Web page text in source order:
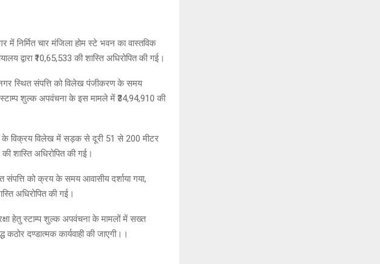
में निर्मित चार मंजिला होम स्टे भवन का वास्तविक
द्वारा ₹10,65,533 की शास्ति अधिरोपित की गई।
स्थित संपत्ति को विलेख पंजीकरण के समय
स्टाम्प शुल्क अपवंचना के इस मामले में ₹34,94,910 की
के विक्रय विलेख में सड़क से दूरी 51 से 200 मीटर
शास्ति अधिरोपित की गई।
संपत्ति को क्रय के समय आवासीय दर्शाया गया,
अधिरोपित की गई।
रक्षा हेतु स्टाम्प शुल्क अपवंचना के मामलों में सख्त
कठोर दण्डात्मक कार्यवाही की जाएगी।।